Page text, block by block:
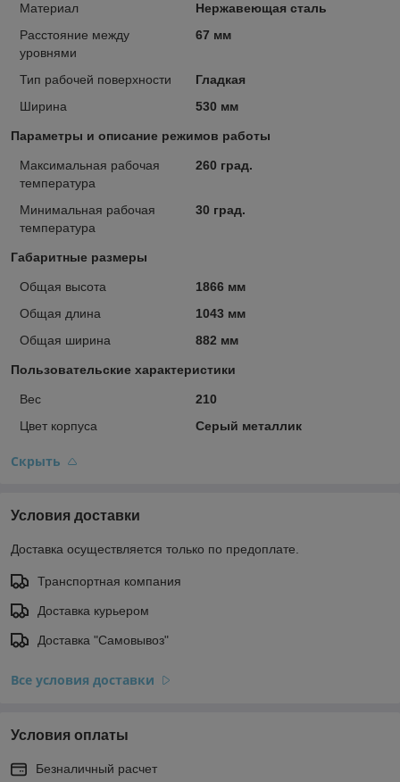
Материал
Нержавеющая сталь
Расстояние между
уровнями
67 мм
Тип рабочей поверхности
Гладкая
Ширина
530 мм
Параметры и описание режимов работы
Максимальная рабочая
температура
260 град.
Минимальная рабочая
температура
30 град.
Габаритные размеры
Общая высота
1866 мм
Общая длина
1043 мм
Общая ширина
882 мм
Пользовательские характеристики
Вес
210
Цвет корпуса
Серый металлик
Скрыть
Условия доставки
Доставка осуществляется только по предоплате.
Транспортная компания
Доставка курьером
Доставка "Самовывоз"
Все условия доставки
Условия оплаты
Безналичный расчет